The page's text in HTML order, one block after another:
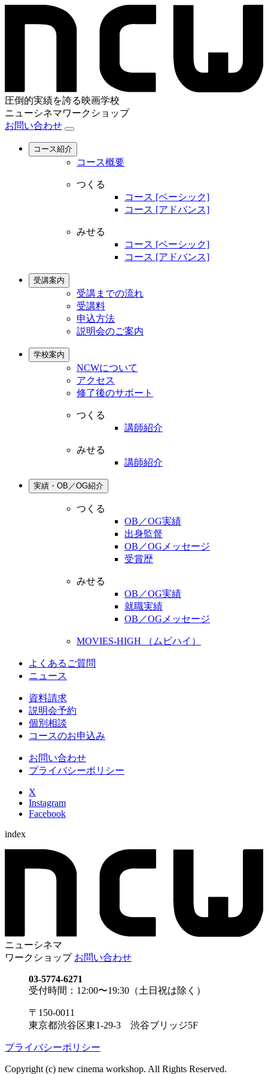
圧倒的実績を誇る映画学校
ニューシネマワークショップ
お問い合わせ
コース紹介
コース概要
つくる
コース [ベーシック]
コース [アドバンス]
みせる
コース [ベーシック]
コース [アドバンス]
受講案内
受講までの流れ
受講料
申込方法
説明会のご案内
学校案内
NCWについて
アクセス
修了後のサポート
つくる
講師紹介
みせる
講師紹介
実績・OB／OG紹介
つくる
OB／OG実績
出身監督
OB／OGメッセージ
受賞歴
みせる
OB／OG実績
就職実績
OB／OGメッセージ
MOVIES-HIGH （ムビハイ）
よくあるご質問
ニュース
資料請求
説明会予約
個別相談
コースのお申込み
お問い合わせ
プライバシーポリシー
X
Instagram
Facebook
index
ニューシネマ
ワークショップ お問い合わせ
03-5774-6271
受付時間：12:00〜19:30（土日祝は除く）
〒150-0011
東京都渋谷区東1-29-3 渋谷ブリッジ5F
プライバシーポリシー
Copyright (c) new cinema workshop. All Rights Reserved.